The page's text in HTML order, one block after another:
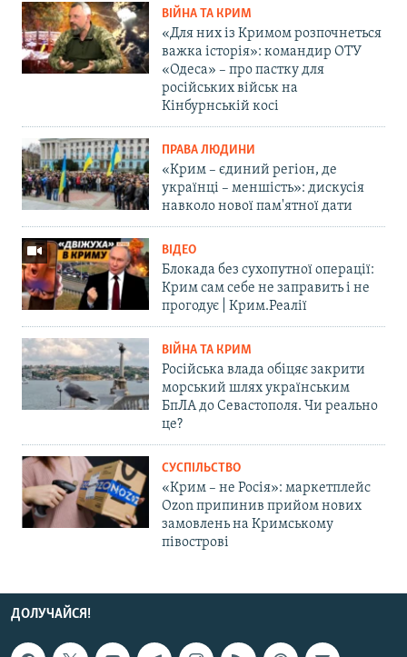
ВІЙНА ТА КРИМ
«Для них із Кримом розпочнеться
важка історія»: командир ОТУ
«Одеса» – про пастку для
російських військ на
Кінбурнській косі
ПРАВА ЛЮДИНИ
«Крим – єдиний регіон, де
українці – меншість»: дискусія
навколо нової пам'ятної дати
ВІДЕО
Блокада без сухопутної операції:
Крим сам себе не заправить і не
прогодує | Крим.Реалії
ВІЙНА ТА КРИМ
Російська влада обіцяє закрити
морський шлях українським
БпЛА до Севастополя. Чи реально
це?
СУСПІЛЬСТВО
«Крим – не Росія»: маркетплейс
Ozon припинив прийом нових
замовлень на Кримському
півострові
ДОЛУЧАЙСЯ!